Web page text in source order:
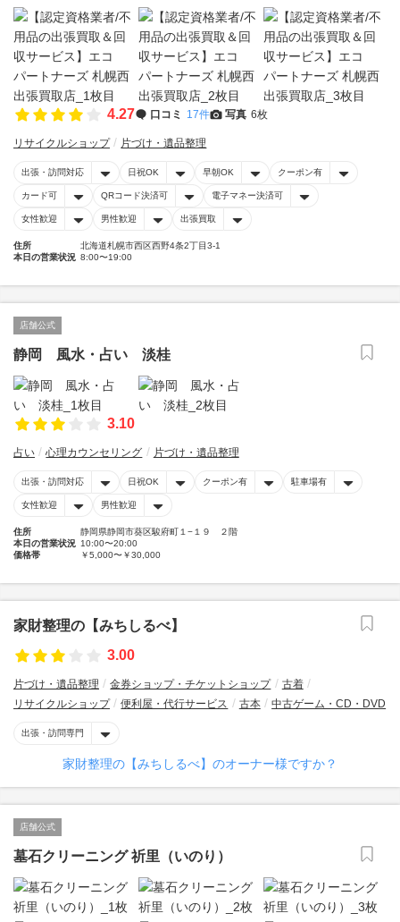
4.27 口コミ 17件 写真 6枚
リサイクルショップ 片づけ・遺品整理
出張・訪問対応 日祝OK 早朝OK クーポン有
カード可 QRコード決済可 電子マネー決済可
女性歓迎 男性歓迎 出張買取
住所
北海道札幌市西区西野4条2丁目3-1
本日の営業状況 8:00〜19:00
店舗公式
静岡 風水・占い 淡桂
3.10
占い 心理カウンセリング 片づけ・遺品整理
出張・訪問対応 日祝OK クーポン有 駐車場有
女性歓迎 男性歓迎
住所
静岡県静岡市葵区駿府町１−１９ ２階
本日の営業状況 10:00〜20:00
価格帯
￥5,000〜￥30,000
家財整理の【みちしるべ】
3.00
片づけ・遺品整理 金券ショップ・チケットショップ
古着
リサイクルショップ
便利屋・代行サービス 古本 中古ゲーム・CD・DVD
出張・訪問専門
家財整理の【みちしるべ】のオーナー様ですか？
店舗公式
墓石クリーニング 祈里（いのり）